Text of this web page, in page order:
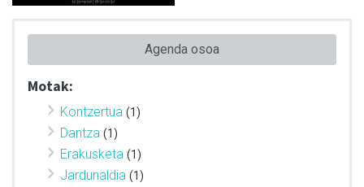
Agenda osoa
Motak:
Kontzertua (1)
Dantza (1)
Erakusketa (1)
Jardunaldia (1)